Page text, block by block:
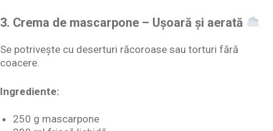
3. Crema de mascarpone – Ușoară și aerată
Se potrivește cu deserturi răcoroase sau torturi fără
coacere.
Ingrediente:
250 g mascarpone